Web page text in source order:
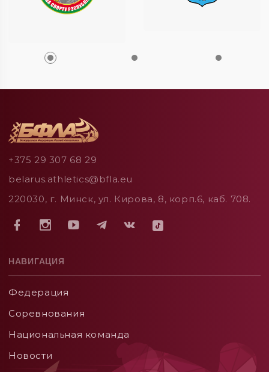
+375 29 307 68 29
belarus.athletics@bfla.eu
220030, г. Минск, ул. Кирова, 8, корп.6, каб. 708.
НАВИГАЦИЯ
Федерация
Соревнования
Национальная команда
Новости